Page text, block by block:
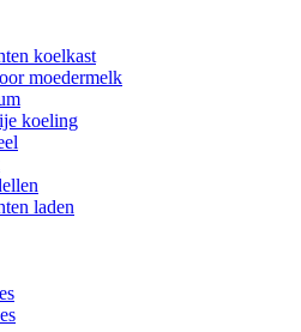
koelkast
moedermelk
koeling
laden